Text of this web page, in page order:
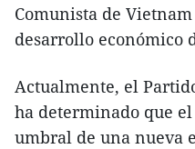
Comunista de
desarrollo económico
Actualmente, el
ha determinado que
umbral de una nueva